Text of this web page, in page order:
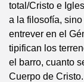
total/Cristo e
a la filosofía,
entrever en el
tipifican los
el barro, cuanto
Cuerpo de